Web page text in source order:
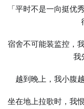
「平时不是一向挺优
宿舍不可能装监控，
我
越到晚上，我小腹
坐在地上拉歌时，我